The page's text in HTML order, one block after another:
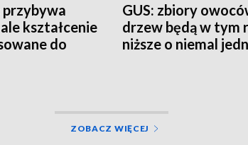
przybywa
kształcenie
do
GUS: zbiory
drzew będą w tym
niższe o niemal
ZOBACZ WIĘCEJ